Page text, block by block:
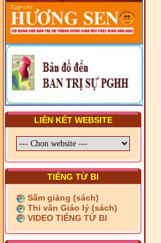
LIÊN KẾT WEBSITE
TIẾNG TỪ BI
Sấm giảng (sách)
Thi văn Giáo lý (sách)
VIDEO TIẾNG TỪ BI